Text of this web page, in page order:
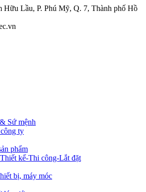
Hữu Lầu, P. Phú Mỹ, Q. 7, Thành phố Hồ
Sứ mệnh
ty
phẩm
kế-Thi công-Lắt đặt
bị, máy móc